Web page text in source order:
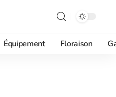
Équipement Floraison